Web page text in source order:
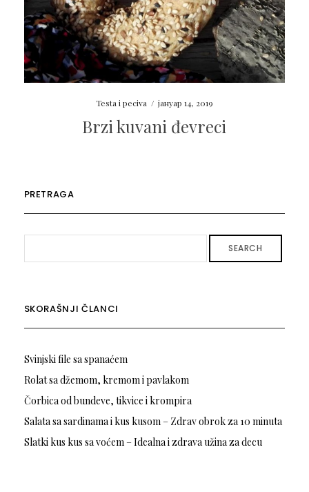
Testa i peciva / јануар 14, 2019
Brzi kuvani đevreci
PRETRAGA
SEARCH
SKORAŠNJI ČLANCI
Svinjski file sa spanaćem
Rolat sa džemom, kremom i pavlakom
Čorbica od bundeve, tikvice i krompira
Salata sa sardinama i kus kusom – Zdrav obrok za 10 minuta
Slatki kus kus sa voćem – Idealna i zdrava užina za decu